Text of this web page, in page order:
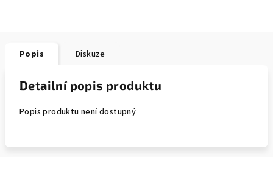
Popis Diskuze
Detailní popis produktu
Popis produktu není dostupný